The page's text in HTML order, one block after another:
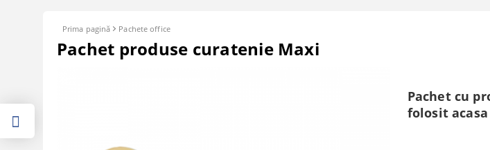
Prima pagină Pachete office
Pachet produse curatenie Maxi
Pachet cu
folosit